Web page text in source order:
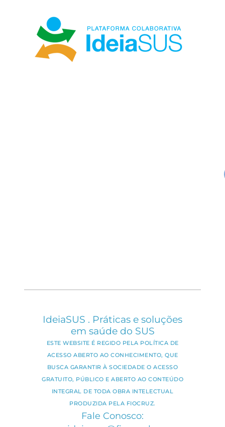
IdeiaSUS . Práticas e soluções
em saúde do SUS
ESTE WEBSITE É REGIDO PELA POLÍTICA DE
ACESSO ABERTO AO CONHECIMENTO, QUE
BUSCA GARANTIR À SOCIEDADE O ACESSO
GRATUITO, PÚBLICO E ABERTO AO CONTEÚDO
INTEGRAL DE TODA OBRA INTELECTUAL
PRODUZIDA PELA FIOCRUZ.
Fale Conosco: